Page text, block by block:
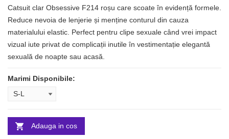
Catsuit clar Obsessive F214 roșu care scoate în evidență formele.
Reduce nevoia de lenjerie și menține conturul din cauza
materialului elastic. Perfect pentru clipe sexuale când vrei impact
vizual iute privat de complicații inutile în vestimentație elegantă
sexuală de noapte sau acasă.
Marimi Disponibile:
Adauga in cos